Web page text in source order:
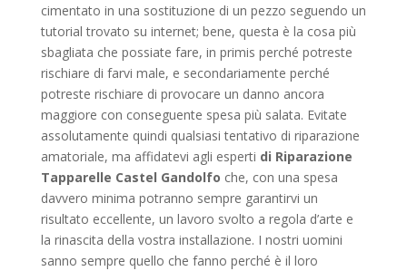
cimentato in una sostituzione di un pezzo seguendo un
tutorial trovato su internet; bene, questa è la cosa più
sbagliata che possiate fare, in primis perché potreste
rischiare di farvi male, e secondariamente perché
potreste rischiare di provocare un danno ancora
maggiore con conseguente spesa più salata. Evitate
assolutamente quindi qualsiasi tentativo di riparazione
amatoriale, ma affidatevi agli esperti di Riparazione
Tapparelle Castel Gandolfo che, con una spesa
davvero minima potranno sempre garantirvi un
risultato eccellente, un lavoro svolto a regola d’arte e
la rinascita della vostra installazione. I nostri uomini
sanno sempre quello che fanno perché è il loro